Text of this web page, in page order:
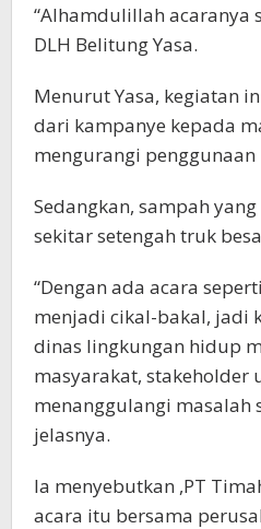
“Alhamdulillah acaranya
DLH Belitung Yasa.
Menurut Yasa, kegiatan
dari kampanye kepada
mengurangi penggunaan
Sedangkan, sampah
sekitar setengah truk
“Dengan ada acara
menjadi cikal-bakal, jadi
dinas lingkungan hidup
masyarakat, stakeholder
menanggulangi masalah
jelasnya.
Ia menyebutkan ,PT
acara itu bersama